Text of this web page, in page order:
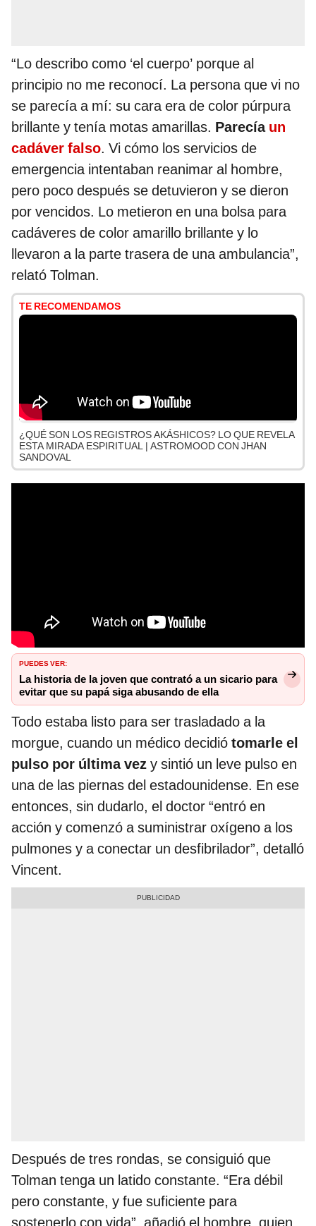
“Lo describo como ‘el cuerpo’ porque al
principio no me reconocí. La persona que vi no
se parecía a mí: su cara era de color púrpura
brillante y tenía motas amarillas. Parecía un
cadáver falso. Vi cómo los servicios de
emergencia intentaban reanimar al hombre,
pero poco después se detuvieron y se dieron
por vencidos. Lo metieron en una bolsa para
cadáveres de color amarillo brillante y lo
llevaron a la parte trasera de una ambulancia”,
relató Tolman.
TE RECOMENDAMOS
¿QUÉ SON LOS REGISTROS AKÁSHICOS? LO QUE REVELA
ESTA MIRADA ESPIRITUAL | ASTROMOOD CON JHAN
SANDOVAL
PUEDES VER:
La historia de la joven que contrató a un sicario para
evitar que su papá siga abusando de ella
Todo estaba listo para ser trasladado a la
morgue, cuando un médico decidió tomarle el
pulso por última vez y sintió un leve pulso en
una de las piernas del estadounidense. En ese
entonces, sin dudarlo, el doctor “entró en
acción y comenzó a suministrar oxígeno a los
pulmones y a conectar un desfibrilador”, detalló
Vincent.
Después de tres rondas, se consiguió que
Tolman tenga un latido constante. “Era débil
pero constante, y fue suficiente para
sostenerlo con vida”, añadió el hombre, quien